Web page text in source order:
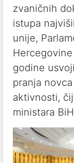
zvaničnih
istupa
unije,
godine
pranja
aktivnosti,
ministara